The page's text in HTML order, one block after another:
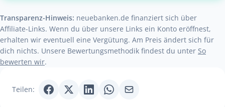
Transparenz-Hinweis: neuebanken.de finanziert sich über
Affiliate-Links. Wenn du über unsere Links ein Konto eröffnest,
erhalten wir eventuell eine Vergütung. Am Preis ändert sich für
dich nichts. Unsere Bewertungsmethodik findest du unter So
bewerten wir.
Teilen: